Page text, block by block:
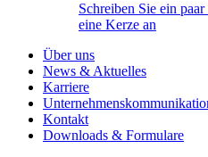
Schreiben Sie ein
eine Kerze an
Über uns
News & Aktuelles
Karriere
Kontakt
Downloads & Formulare